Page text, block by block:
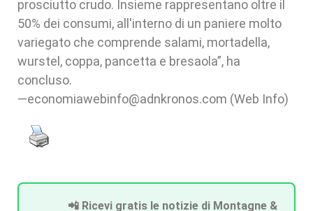
prosciutto crudo. Insieme rappresentano oltre il
50% dei consumi, all'interno di un paniere molto
variegato che comprende salami, mortadella,
wurstel, coppa, pancetta e bresaola”, ha
concluso.
—economiawebinfo@adnkronos.com (Web Info)
📲 Ricevi gratis le notizie di Montagne &